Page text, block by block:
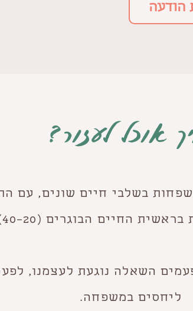
הודעה
אוכל לעזור?
בשלבי חיים שונים, עם
החיים הבוגרים (20–40).
השאלה נוגעת לעצמנו,
ליחסים במשפחה.